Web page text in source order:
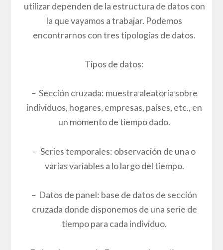
utilizar dependen de la estructura de datos con
la que vayamos a trabajar. Podemos
encontrarnos con tres tipologías de datos.
Tipos de datos:
– Sección cruzada: muestra aleatoria sobre
individuos, hogares, empresas, países, etc., en
un momento de tiempo dado.
– Series temporales: observación de una o
varias variables a lo largo del tiempo.
– Datos de panel: base de datos de sección
cruzada donde disponemos de una serie de
tiempo para cada individuo.